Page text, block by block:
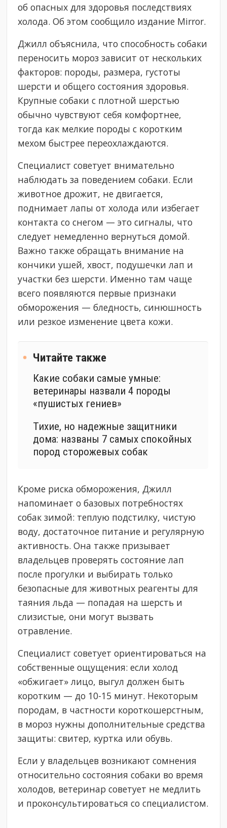
об опасных для здоровья последствиях
холода. Об этом сообщило издание Mirror.
Джилл объяснила, что способность собаки
переносить мороз зависит от нескольких
факторов: породы, размера, густоты
шерсти и общего состояния здоровья.
Крупные собаки с плотной шерстью
обычно чувствуют себя комфортнее,
тогда как мелкие породы с коротким
мехом быстрее переохлаждаются.
Специалист советует внимательно
наблюдать за поведением собаки. Если
животное дрожит, не двигается,
поднимает лапы от холода или избегает
контакта со снегом — это сигналы, что
следует немедленно вернуться домой.
Важно также обращать внимание на
кончики ушей, хвост, подушечки лап и
участки без шерсти. Именно там чаще
всего появляются первые признаки
обморожения — бледность, синюшность
или резкое изменение цвета кожи.
Читайте также
Какие собаки самые умные:
ветеринары назвали 4 породы
«пушистых гениев»
Тихие, но надежные защитники
дома: названы 7 самых спокойных
пород сторожевых собак
Кроме риска обморожения, Джилл
напоминает о базовых потребностях
собак зимой: теплую подстилку, чистую
воду, достаточное питание и регулярную
активность. Она также призывает
владельцев проверять состояние лап
после прогулки и выбирать только
безопасные для животных реагенты для
таяния льда — попадая на шерсть и
слизистые, они могут вызвать
отравление.
Специалист советует ориентироваться на
собственные ощущения: если холод
«обжигает» лицо, выгул должен быть
коротким — до 10-15 минут. Некоторым
породам, в частности короткошерстным,
в мороз нужны дополнительные средства
защиты: свитер, куртка или обувь.
Если у владельцев возникают сомнения
относительно состояния собаки во время
холодов, ветеринар советует не медлить
и проконсультироваться со специалистом.